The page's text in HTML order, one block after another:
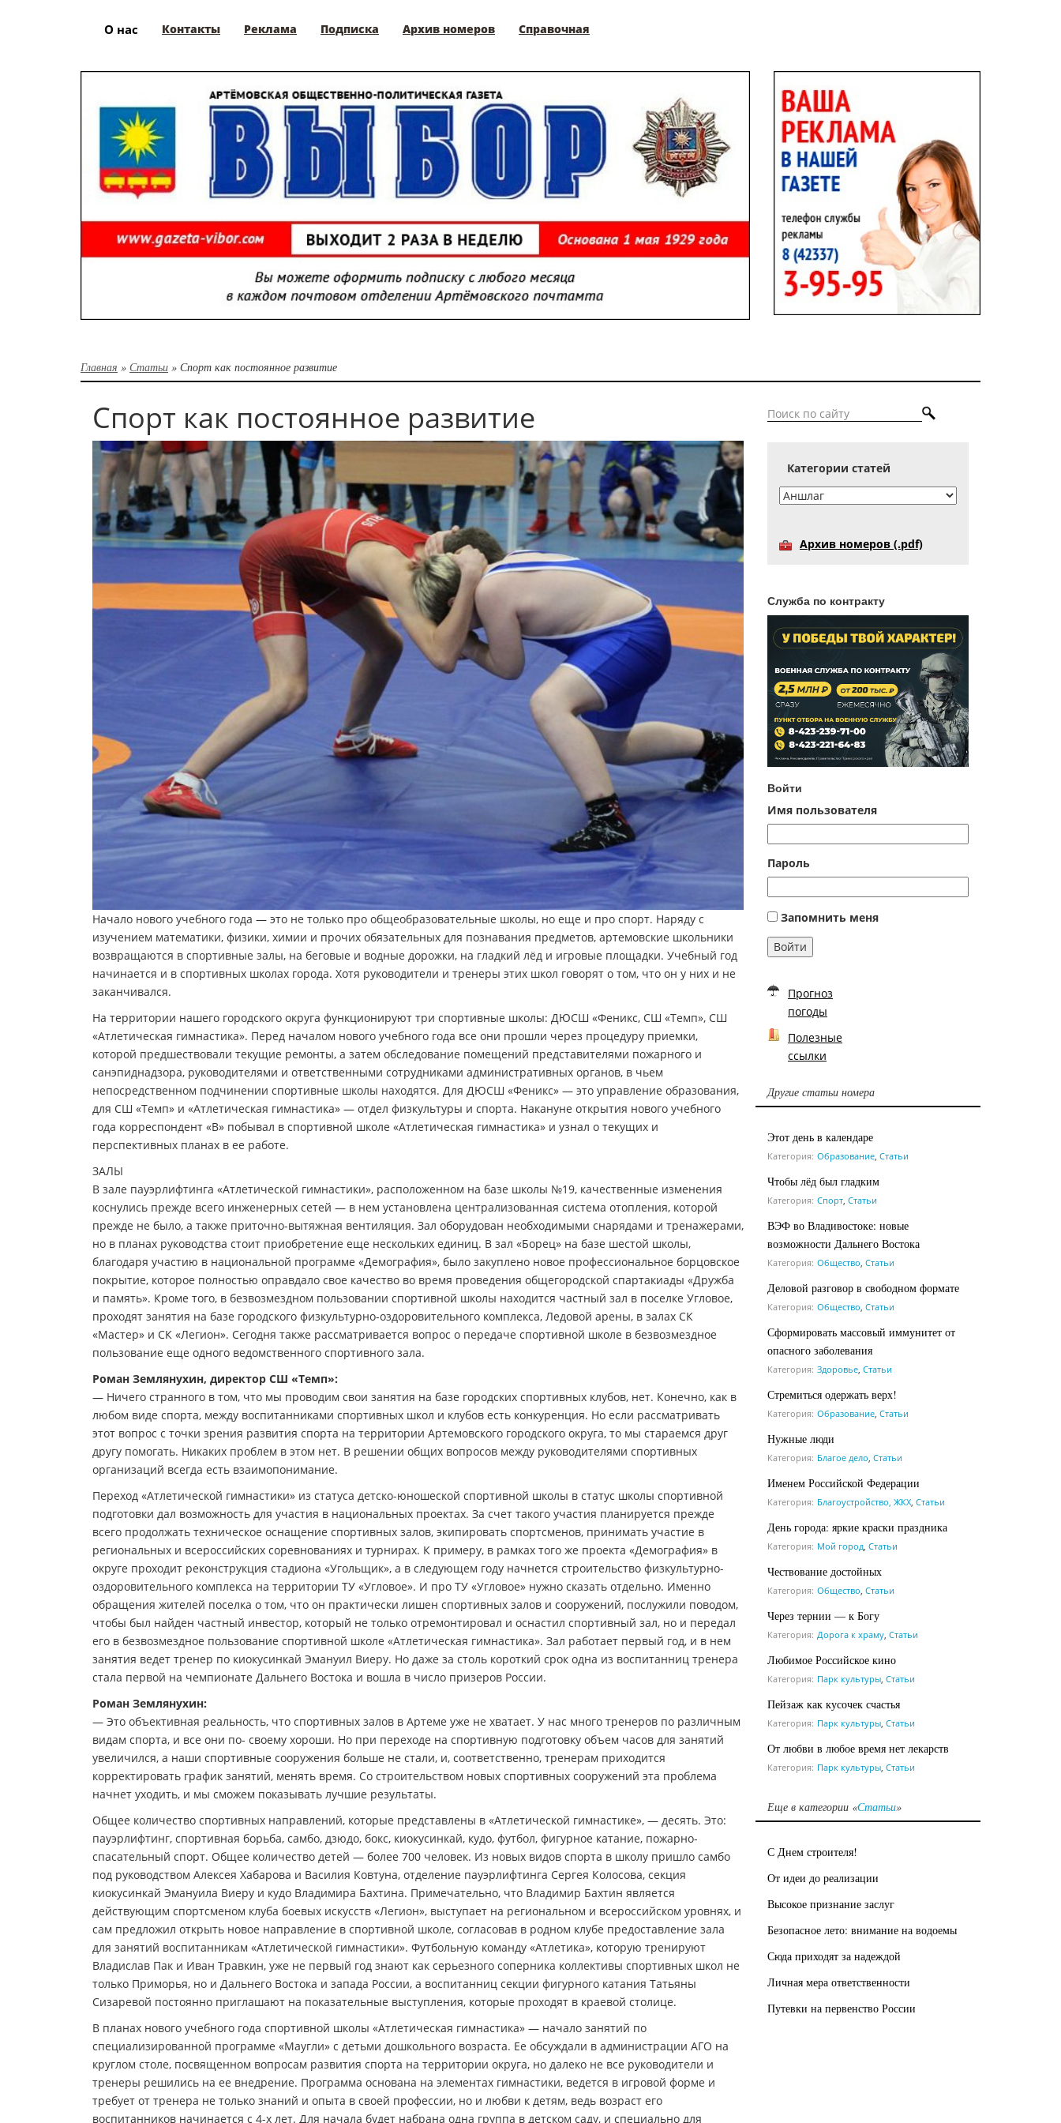
О нас Контакты Реклама Подписка Архив номеров Справочная
Главная » Статьи » Спорт как постоянное развитие
Спорт как постоянное развитие
Начало нового учебного года — это не только про общеобразовательные школы, но еще и про спорт. Наряду с
изучением математики, физики, химии и прочих обязательных для познавания предметов, артемовские школьники
возвращаются в спортивные залы, на беговые и водные дорожки, на гладкий лёд и игровые площадки. Учебный год
начинается и в спортивных школах города. Хотя руководители и тренеры этих школ говорят о том, что он у них и не
заканчивался.
На территории нашего городского округа функционируют три спортивные школы: ДЮСШ «Феникс, СШ «Темп», СШ
«Атлетическая гимнастика». Перед началом нового учебного года все они прошли через процедуру приемки,
которой предшествовали текущие ремонты, а затем обследование помещений представителями пожарного и
санэпиднадзора, руководителями и ответственными сотрудниками административных органов, в чьем
непосредственном подчинении спортивные школы находятся. Для ДЮСШ «Феникс» — это управление образования,
для СШ «Темп» и «Атлетическая гимнастика» — отдел физкультуры и спорта. Накануне открытия нового учебного
года корреспондент «В» побывал в спортивной школе «Атлетическая гимнастика» и узнал о текущих и
перспективных планах в ее работе.
ЗАЛЫ
В зале пауэрлифтинга «Атлетической гимнастики», расположенном на базе школы №19, качественные изменения
коснулись прежде всего инженерных сетей — в нем установлена централизованная система отопления, которой
прежде не было, а также приточно-вытяжная вентиляция. Зал оборудован необходимыми снарядами и тренажерами,
но в планах руководства стоит приобретение еще нескольких единиц. В зал «Борец» на базе шестой школы,
благодаря участию в национальной программе «Демография», было закуплено новое профессиональное борцовское
покрытие, которое полностью оправдало свое качество во время проведения общегородской спартакиады «Дружба
и память». Кроме того, в безвозмездном пользовании спортивной школы находится частный зал в поселке Угловое,
проходят занятия на базе городского физкультурно-оздоровительного комплекса, Ледовой арены, в залах СК
«Мастер» и СК «Легион». Сегодня также рассматривается вопрос о передаче спортивной школе в безвозмездное
пользование еще одного ведомственного спортивного зала.
Роман Землянухин, директор СШ «Темп»:
— Ничего странного в том, что мы проводим свои занятия на базе городских спортивных клубов, нет. Конечно, как в
любом виде спорта, между воспитанниками спортивных школ и клубов есть конкуренция. Но если рассматривать
этот вопрос с точки зрения развития спорта на территории Артемовского городского округа, то мы стараемся друг
другу помогать. Никаких проблем в этом нет. В решении общих вопросов между руководителями спортивных
организаций всегда есть взаимопонимание.
Переход «Атлетической гимнастики» из статуса детско-юношеской спортивной школы в статус школы спортивной
подготовки дал возможность для участия в национальных проектах. За счет такого участия планируется прежде
всего продолжать техническое оснащение спортивных залов, экипировать спортсменов, принимать участие в
региональных и всероссийских соревнованиях и турнирах. К примеру, в рамках того же проекта «Демография» в
округе проходит реконструкция стадиона «Угольщик», а в следующем году начнется строительство физкультурно-
оздоровительного комплекса на территории ТУ «Угловое». И про ТУ «Угловое» нужно сказать отдельно. Именно
обращения жителей поселка о том, что он практически лишен спортивных залов и сооружений, послужили поводом,
чтобы был найден частный инвестор, который не только отремонтировал и оснастил спортивный зал, но и передал
его в безвозмездное пользование спортивной школе «Атлетическая гимнастика». Зал работает первый год, и в нем
занятия ведет тренер по киокусинкай Эмануил Виеру. Но даже за столь короткий срок одна из воспитанниц тренера
стала первой на чемпионате Дальнего Востока и вошла в число призеров России.
Роман Землянухин:
— Это объективная реальность, что спортивных залов в Артеме уже не хватает. У нас много тренеров по различным
видам спорта, и все они по- своему хороши. Но при переходе на спортивную подготовку объем часов для занятий
увеличился, а наши спортивные сооружения больше не стали, и, соответственно, тренерам приходится
корректировать график занятий, менять время. Со строительством новых спортивных сооружений эта проблема
начнет уходить, и мы сможем показывать лучшие результаты.
Общее количество спортивных направлений, которые представлены в «Атлетической гимнастике», — десять. Это:
пауэрлифтинг, спортивная борьба, самбо, дзюдо, бокс, киокусинкай, кудо, футбол, фигурное катание, пожарно-
спасательный спорт. Общее количество детей — более 700 человек. Из новых видов спорта в школу пришло самбо
под руководством Алексея Хабарова и Василия Ковтуна, отделение пауэрлифтинга Сергея Колосова, секция
киокусинкай Эмануила Виеру и кудо Владимира Бахтина. Примечательно, что Владимир Бахтин является
действующим спортсменом клуба боевых искусств «Легион», выступает на региональном и всероссийском уровнях, и
сам предложил открыть новое направление в спортивной школе, согласовав в родном клубе предоставление зала
для занятий воспитанникам «Атлетической гимнастики». Футбольную команду «Атлетика», которую тренируют
Владислав Пак и Иван Травкин, уже не первый год знают как серьезного соперника коллективы спортивных школ не
только Приморья, но и Дальнего Востока и запада России, а воспитанниц секции фигурного катания Татьяны
Сизаревой постоянно приглашают на показательные выступления, которые проходят в краевой столице.
В планах нового учебного года спортивной школы «Атлетическая гимнастика» — начало занятий по
специализированной программе «Маугли» с детьми дошкольного возраста. Ее обсуждали в администрации АГО на
круглом столе, посвященном вопросам развития спорта на территории округа, но далеко не все руководители и
тренеры решились на ее внедрение. Программа основана на элементах гимнастики, ведется в игровой форме и
требует от тренера не только знаний и опыта в своей профессии, но и любви к детям, ведь возраст его
воспитанников начинается с 4-х лет. Для начала будет набрана одна группа в детском саду, и специально для
Категории статей
Архив номеров (.pdf)
Служба по контракту
Войти
Имя пользователя
Пароль
Запомнить меня
Войти
Прогноз
погоды
Полезные
ссылки
Другие статьи номера
Этот день в календаре
Категория: Образование Статьи
Чтобы лёд был гладким
Категория: Спорт Статьи
ВЭФ во Владивостоке: новые
возможности Дальнего Востока
Категория: Общество Статьи
Деловой разговор в свободном формате
Категория: Общество Статьи
Сформировать массовый иммунитет от
опасного заболевания
Категория: Здоровье Статьи
Стремиться одержать верх!
Категория: Образование Статьи
Нужные люди
Категория: Благое дело Статьи
Именем Российской Федерации
Категория: Благоустройство, ЖКХ Статьи
День города: яркие краски праздника
Категория: Мой город Статьи
Чествование достойных
Категория: Общество Статьи
Через тернии — к Богу
Категория: Дорога к храму Статьи
Любимое Российское кино
Категория: Парк культуры Статьи
Пейзаж как кусочек счастья
Категория: Парк культуры Статьи
От любви в любое время нет лекарств
Категория: Парк культуры Статьи
Еще в категории «Статьи»
С Днем строителя!
От идеи до реализации
Высокое признание заслуг
Безопасное лето: внимание на водоемы
Сюда приходят за надеждой
Личная мера ответственности
Путевки на первенство России